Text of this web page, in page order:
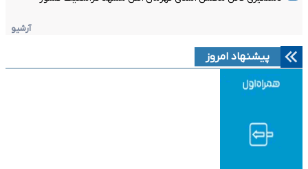
آرشیو
پیشنهاد امروز